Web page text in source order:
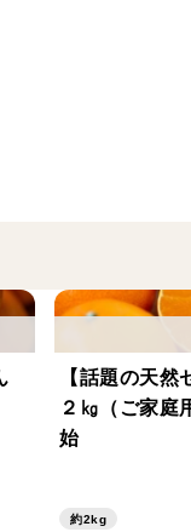
「土地」「みか
、日々進化していき
【話題の天
２㎏（ご家庭
始
約2kg